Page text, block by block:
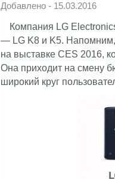
Добавлено - 15.03.2016
Компания LG
— LG K8 и K5.
на выставке CES 2016,
Она приходит на смену
широкий круг